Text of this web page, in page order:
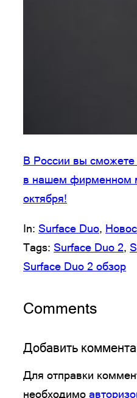
В России вы сможете
в нашем фирменном
октября!
In: Surface Duo,
Tags: Surface Duo 2,
Surface Duo 2 обзор
Comments
Добавить
Для отправки
необходимо